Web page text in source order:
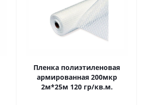
Пленка полиэтиленовая
армированная 200мкр
2м*25м 120 гр/кв.м.